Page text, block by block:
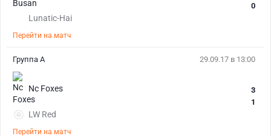
Lunatic-Hai
0
Перейти на матч
29.09.17 в 13:00
Nc Foxes
LW Red
3
1
Перейти на матч
Группа А